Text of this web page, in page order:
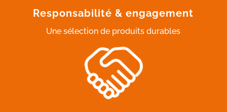
Responsabilité & engagement
Une sélection de produits durables